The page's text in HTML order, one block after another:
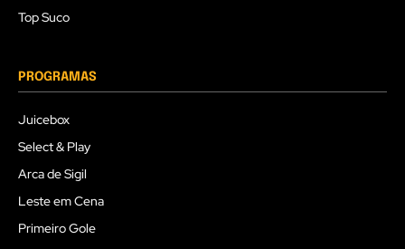
Top Suco
PROGRAMAS
Juicebox
Select & Play
Arca de Sigil
Leste em Cena
Primeiro Gole